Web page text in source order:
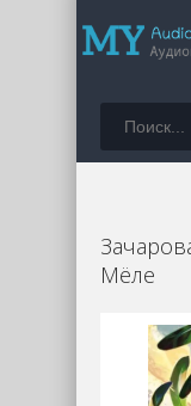
Мёле